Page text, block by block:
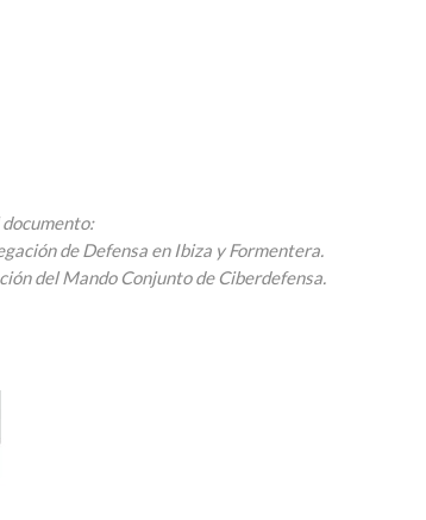
de Defensa en Ibiza y Formentera.
del Mando Conjunto de Ciberdefensa.